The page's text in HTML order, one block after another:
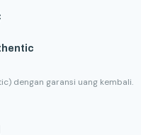
dengan garansi uang kembali.